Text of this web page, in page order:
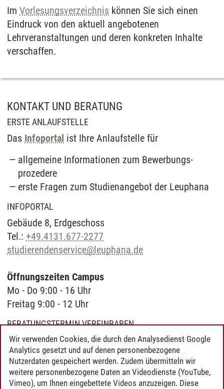
Im Vorlesungsverzeichnis können Sie sich einen
Eindruck von den aktuell angebotenen
Lehrveranstaltungen und deren konkreten Inhalte
verschaffen.
KONTAKT UND BERATUNG
ERSTE ANLAUFSTELLE
Das Infoportal ist Ihre Anlauf­stelle für
allgemeine Informationen zum Bewerbungs­
prozedere
erste Fragen zum Studien­angebot der Leuphana
INFOPORTAL
Gebäude 8, Erd­ge­schoss
Tel.: +49.4131.677-2277
studierendenservice@leuphana.de
Öffnungszeiten Campus
Mo - Do 9:00 - 16 Uhr
Freitag 9:00 - 12 Uhr
BERATUNGSTERMIN VEREINBAREN
Für einen individuellen Beratungs­termin mit der
Master Studien­beratung, nutzen Sie bitte das
Termin­buchungs­tool auf unserer Website.
Wir verwenden Cookies, die durch den Analysedienst Google
Analytics gesetzt und auf denen personenbezogene
Nutzerdaten gespeichert werden. Zudem übermitteln wir
weitere personenbezogene Daten an Videodienste (YouTube,
Vimeo), um Ihnen eingebettete Videos anzuzeigen. Diese